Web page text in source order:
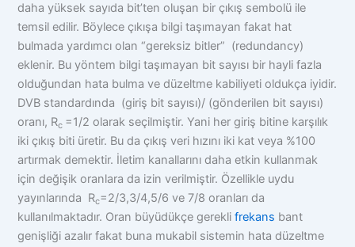
daha yüksek sayıda bit’ten oluşan bir çıkış sembolü ile
temsil edilir. Böylece çıkışa bilgi taşımayan fakat hat
bulmada yardımcı olan “gereksiz bitler” (redundancy)
eklenir. Bu yöntem bilgi taşımayan bit sayısı bir hayli fazla
olduğundan hata bulma ve düzeltme kabiliyeti oldukça iyidir.
DVB standardında (giriş bit sayısı)/ (gönderilen bit sayısı)
oranı, Rc =1/2 olarak seçilmiştir. Yani her giriş bitine karşılık
iki çıkış biti üretir. Bu da çıkış veri hızını iki kat veya %100
artırmak demektir. İletim kanallarını daha etkin kullanmak
için değişik oranlara da izin verilmiştir. Özellikle uydu
yayınlarında Rc=2/3,3/4,5/6 ve 7/8 oranları da
kullanılmaktadır. Oran büyüdükçe gereklifrekans bant
genişliği azalır fakat buna mukabil sistemin hata düzeltme